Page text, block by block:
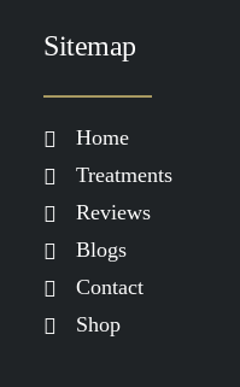
Sitemap
Home
Treatments
Reviews
Blogs
Contact
Shop